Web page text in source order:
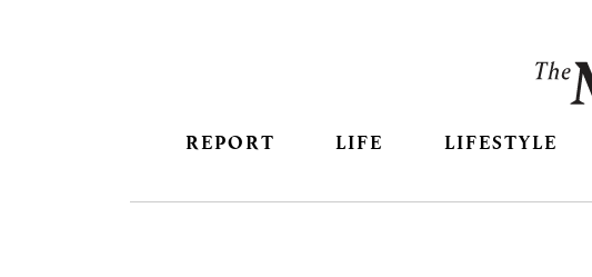
REPORT LIFE LIFESTYLE